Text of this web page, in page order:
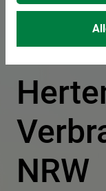
der
NRW